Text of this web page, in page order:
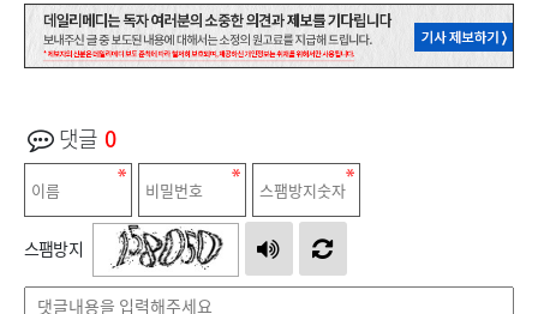
댓글 0
스팸방지